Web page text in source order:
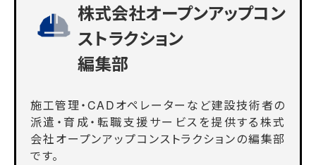
株式会社オープンアップコン
ストラクション
編集部
施工管理・CADオペレーターなど建設技術者の
派遣・育成・転職支援サービスを提供する株式
会社オープンアップコンストラクションの編集部
です。